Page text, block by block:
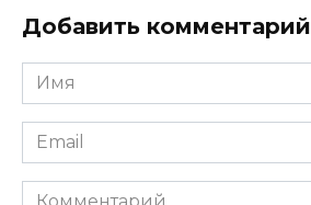
Добавить комментарий
Имя
*
Email
*
Комментарий